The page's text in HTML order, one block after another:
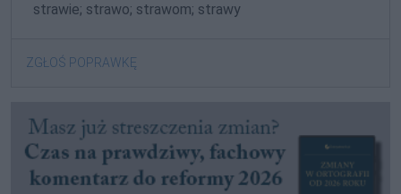
strawie; strawo; strawom; strawy
ZGŁOŚ POPRAWKĘ